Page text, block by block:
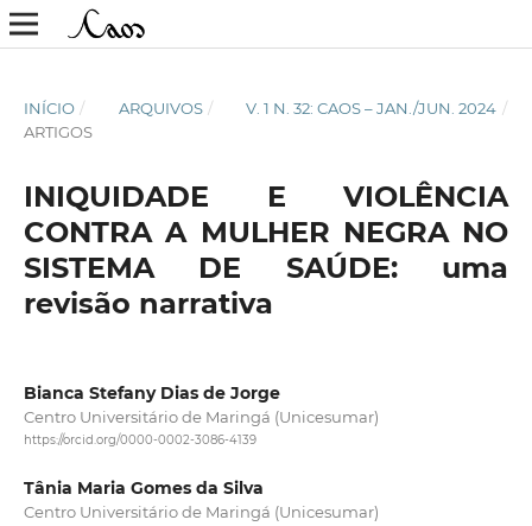
INÍCIO / ARQUIVOS / V. 1 N. 32: CAOS – JAN./JUN. 2024 /
ARTIGOS
INIQUIDADE E VIOLÊNCIA
CONTRA A MULHER NEGRA NO
SISTEMA DE SAÚDE: uma
revisão narrativa
Bianca Stefany Dias de Jorge
Centro Universitário de Maringá (Unicesumar)
https://orcid.org/0000-0002-3086-4139
Tânia Maria Gomes da Silva
Centro Universitário de Maringá (Unicesumar)